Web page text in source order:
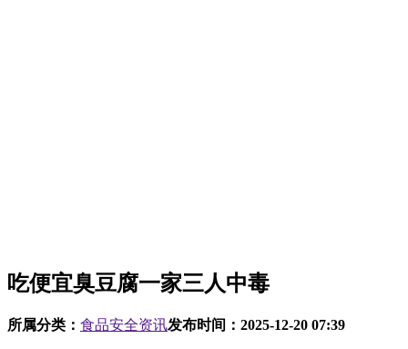
吃便宜臭豆腐一家三人中毒
所属分类： 食品安全资讯发布时间： 2025-12-20 07:39